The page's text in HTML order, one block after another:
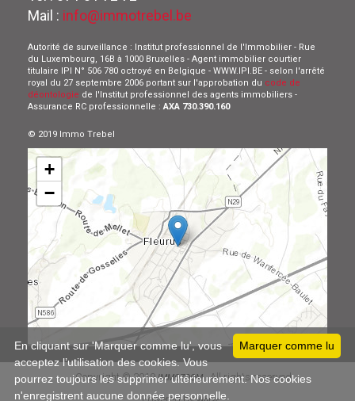
Mail : info@immotrebel.be
Autorité de surveillance : Institut professionnel de l'Immobilier - Rue
du Luxembourg, 16B à 1000 Bruxelles - Agent immobilier courtier
titulaire IPI N° 506 780 octroyé en Belgique - WWW.IPI.BE - selon l'arrêté
royal du 27 septembre 2006 portant sur l'approbation du code de
déontologie de l'Institut professionnel des agents immobiliers -
Assurance RC professionnelle :AXA 730.390.160
© 2019 Immo Trebel
+
−
Copyright © 2019IMMOZOOMAll rights reserved
Marquer comme lu
En cliquant sur 'Marquer comme lu', vous
acceptez l’utilisation des cookies. Vous
pourrez toujours les supprimer ultérieurement. Nos cookies
n'enregistrent aucune donnée personnelle.